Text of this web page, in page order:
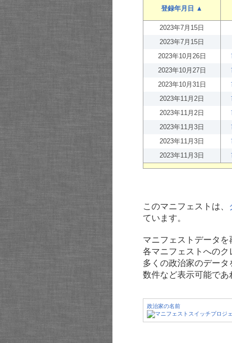
登録年月日 ▲
2023年7月15日
2023年7月15日
2023年10月26日
2023年10月27日
2023年10月31日
2023年11月2日
2023年11月2日
2023年11月3日
2023年11月3日
2023年11月3日
このマニフェストは、
ています。
マニフェストデータを
各マニフェストへのク
多くの政治家のデータ
数件など表示可能であ
政治家の名前